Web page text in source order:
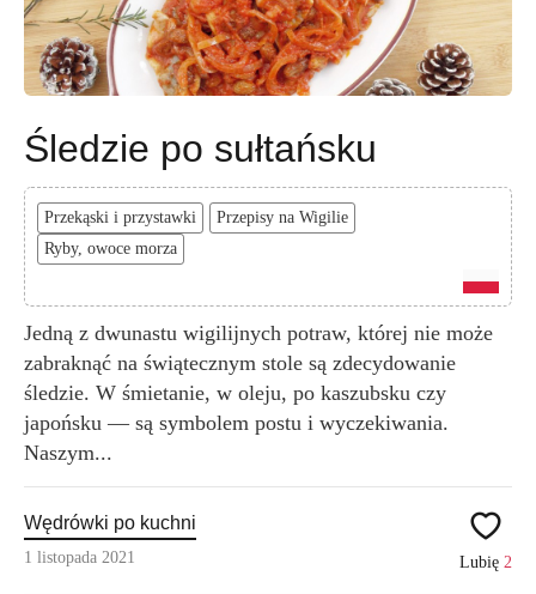
Śledzie po sułtańsku
Przekąski i przystawki
Przepisy na Wigilie
Ryby, owoce morza
Jedną z dwunastu wigilijnych potraw, której nie może
zabraknąć na świątecznym stole są zdecydowanie
śledzie. W śmietanie, w oleju, po kaszubsku czy
japońsku — są symbolem postu i wyczekiwania.
Naszym...
Wędrówki po kuchni
1 listopada 2021 Lubię 2